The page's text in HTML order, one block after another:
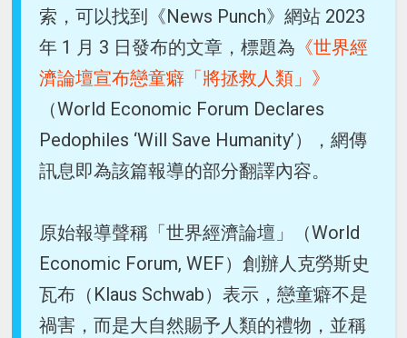
索，可以找到《News Punch》網站 2023
年 1 月 3 日發布的文章，標題為 《世界經
濟論壇宣布戀童癖「將拯救人類」》
（World Economic Forum Declares
Pedophiles ‘Will Save Humanity’），網傳
訊息即為該篇報導的部分翻譯內容。
原始報導聲稱「世界經濟論壇」（World
Economic Forum, WEF）創辦人克勞斯史
瓦布（Klaus Schwab）表示，戀童癖不是
禍害，而是大自然賜予人類的禮物，並稱